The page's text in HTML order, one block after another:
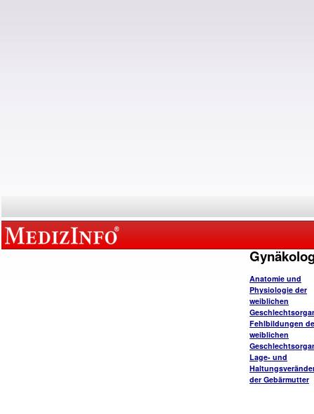
Anatomie und
Physiologie der
weiblichen
Fehlbildungen
weiblichen
Lage- und
der Gebärmutter